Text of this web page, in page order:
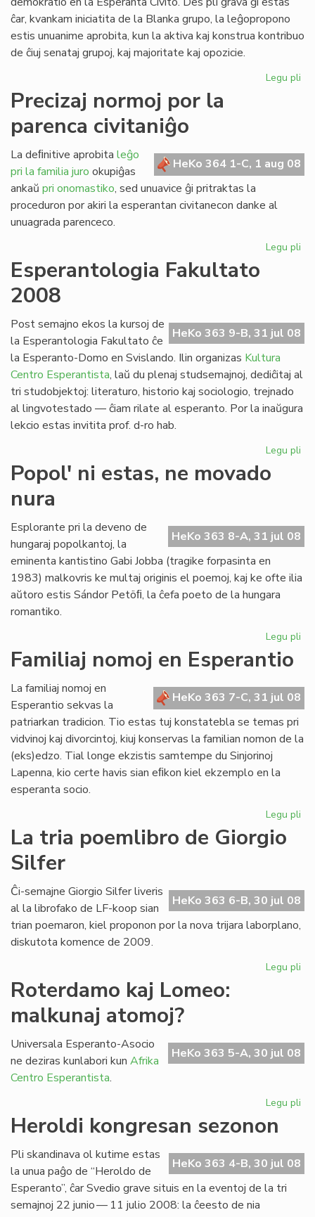
ĉar, kvankam iniciatita de la Blanka grupo, la leĝopropono
estis unuanime aprobita, kun la aktiva kaj konstrua kontribuo
de ĉiuj senataj grupoj, kaj majoritate kaj opozicie.
Legu pli
Precizaj normoj por la
parenca civitaniĝo
HeKo 364 1-C, 1 aug 08
La deﬁnitive aprobita leĝo
pri la familia juro okupiĝas
ankaŭ pri onomastiko, sed unuavice ĝi pritraktas la
proceduron por akiri la esperantan civitanecon danke al
unuagrada parenceco.
Legu pli
Esperantologia Fakultato
2008
HeKo 363 9-B, 31 jul 08
Post semajno ekos la kursoj de
la Esperantologia Fakultato ĉe
la Esperanto-Domo en Svislando. Ilin organizas Kultura
Centro Esperantista, laŭ du plenaj studsemajnoj, dediĉitaj al
tri studobjektoj: literaturo, historio kaj sociologio, trejnado
al lingvotestado — ĉiam rilate al esperanto. Por la inaŭgura
lekcio estas invitita prof. d-ro hab.
Legu pli
Popol' ni estas, ne movado
nura
HeKo 363 8-A, 31 jul 08
Esplorante pri la deveno de
hungaraj popolkantoj, la
eminenta kantistino Gabi Jobba (tragike forpasinta en
1983) malkovris ke multaj originis el poemoj, kaj ke ofte ilia
aŭtoro estis Sándor Petöﬁ, la ĉefa poeto de la hungara
romantiko.
Legu pli
Familiaj nomoj en Esperantio
HeKo 363 7-C, 31 jul 08
La familiaj nomoj en
Esperantio sekvas la
patriarkan tradicion. Tio estas tuj konstatebla se temas pri
vidvinoj kaj divorcintoj, kiuj konservas la familian nomon de la
(eks)edzo. Tial longe ekzistis samtempe du Sinjorinoj
Lapenna, kio certe havis sian eﬁkon kiel ekzemplo en la
esperanta socio.
Legu pli
La tria poemlibro de Giorgio
Silfer
HeKo 363 6-B, 30 jul 08
Ĉi-semajne Giorgio Silfer liveris
al la librofako de LF-koop sian
trian poemaron, kiel proponon por la nova trijara laborplano,
diskutota komence de 2009.
Legu pli
Roterdamo kaj Lomeo:
malkunaj atomoj?
HeKo 363 5-A, 30 jul 08
Universala Esperanto-Asocio
ne deziras kunlabori kun Afrika
Centro Esperantista.
Legu pli
Heroldi kongresan sezonon
HeKo 363 4-B, 30 jul 08
Pli skandinava ol kutime estas
la unua paĝo de “Heroldo de
Esperanto”, ĉar Svedio grave situis en la eventoj de la tri
semajnoj 22 junio — 11 julio 2008: la ĉeesto de nia